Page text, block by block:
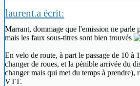
laurent.a écrit:
Marrant, dommage que l'emission ne parle
mais les faux sous-titres sont bien trouvés
En velo de route, à part le passage de 10 à
changer de roues, et la pénible arrivée du
changer mais qui met du temps à prendre),
VTT.